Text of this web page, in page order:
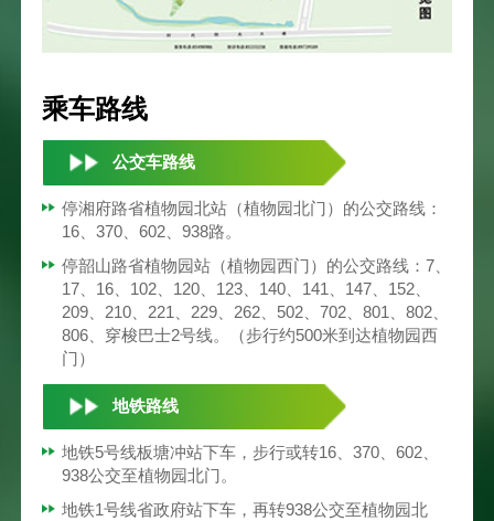
乘车路线
公交车路线
停湘府路省植物园北站（植物园北门）的公交路线：
16、370、602、938路。
停韶山路省植物园站（植物园西门）的公交路线：7、
17、16、102、120、123、140、141、147、152、
209、210、221、229、262、502、702、801、802、
806、穿梭巴士2号线。（步行约500米到达植物园西
门）
地铁路线
地铁5号线板塘冲站下车，步行或转16、370、602、
938公交至植物园北门。
地铁1号线省政府站下车，再转938公交至植物园北